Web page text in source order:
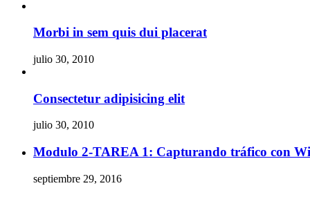
Morbi in sem quis dui placerat
julio 30, 2010
Consectetur adipisicing elit
julio 30, 2010
Modulo 2-TAREA 1: Capturando tráfico con
septiembre 29, 2016